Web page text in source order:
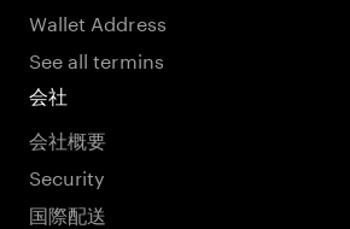
Wallet Address
See all termins
会社
会社概要
Security
国際配送